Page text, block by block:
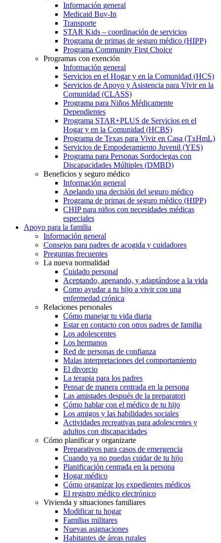
Información general
Medicaid Buy-In
Transporte
STAR Kids – coordinación de servicios
Programa de primas de seguro médico (HIPP)
Programa Community First Choice
Programas con exención
Información general
Servicios en el Hogar y en la Comunidad (HCS)
Servicios de Apoyo y Asistencia para Vivir en la
Comunidad (CLASS)
Programa para Niños Médicamente
Dependientes
Programa STAR+PLUS de Servicios en el
Hogar y en la Comunidad (HCBS)
Programa de Texas para Vivir en Casa (TxHmL)
Servicios de Empoderamiento Juvenil (YES)
Programa para Personas Sordociegas con
Discapacidades Múltiples (DMBD)
Beneficios y seguro médico
Información general
Apelando una decisión del seguro médico
Programa de primas de seguro médico (HIPP)
CHIP para niños con necesidades médicas
especiales
Apoyo para la familia
Información general
Consejos para padres de acogida y cuidadores
Preguntas frecuentes
La nueva normalidad
Cuidado personal
Aceptando, apenando, y adaptándose a la vida
Como ayudar a tu hijo a vivir con una
enfermedad crónica
Relaciones personales
Cómo manejar tu vida diaria
Estar en contacto con otros padres de familia
Los adolescentes
Los hermanos
Red de personas de confianza
Malas interpretaciones del comportamiento
El divorcio
La terapia para los padres
Pensar de manera centrada en la persona
Las amistades después de la preparatori
Cómo hablar con el médico de tu hijo
Los amigos y las habilidades sociales
Actividades recreativas para adolescentes y
adultos con discapacidades
Cómo planificar y organizarte
Preparativos para casos de emergencia
Cuando ya no puedas cuidar de tu hijo
Planificación centrada en la persona
Hogar médico
Cómo organizar los expedientes médicos
El registro médico electrónico
Vivienda y situaciones familiares
Modificar tu hogar
Familias militares
Nuevas asignaciones
Habitantes de áreas rurales